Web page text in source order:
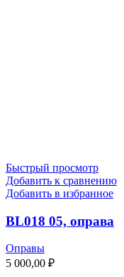
Быстрый просмотр
Добавить к сравнению
Добавить в избранное
BL018 05, оправа
Оправы
5 000,00 ₽